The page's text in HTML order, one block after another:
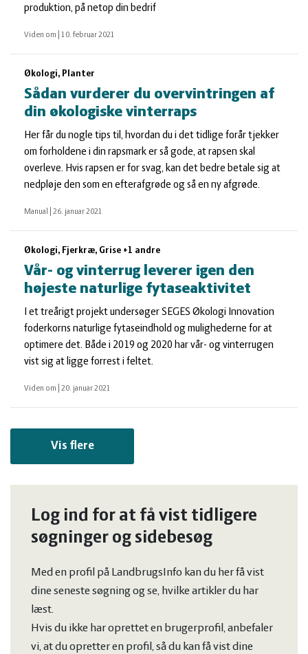
produktion, på netop din bedrif
Viden om 10. februar 2021
Økologi, Planter
Sådan vurderer du overvintringen af
din økologiske vinterraps
Her får du nogle tips til, hvordan du i det tidlige forår tjekker
om forholdene i din rapsmark er så gode, at rapsen skal
overleve. Hvis rapsen er for svag, kan det bedre betale sig at
nedpløje den som en efterafgrøde og så en ny afgrøde.
Manual 26. januar 2021
Økologi, Fjerkræ, Grise +1 andre
Vår- og vinterrug leverer igen den
højeste naturlige fytaseaktivitet
I et treårigt projekt undersøger SEGES Økologi Innovation
foderkorns naturlige fytaseindhold og mulighederne for at
optimere det. Både i 2019 og 2020 har vår- og vinterrugen
vist sig at ligge forrest i feltet.
Viden om 20. januar 2021
Vis flere
Log ind for at få vist tidligere
søgninger og sidebesøg
Med en profil på LandbrugsInfo kan du her få vist
dine seneste søgning og se, hvilke artikler du har
læst.
Hvis du ikke har oprettet en brugerprofil, anbefaler
vi, at du opretter en profil, så du kan få vist dine